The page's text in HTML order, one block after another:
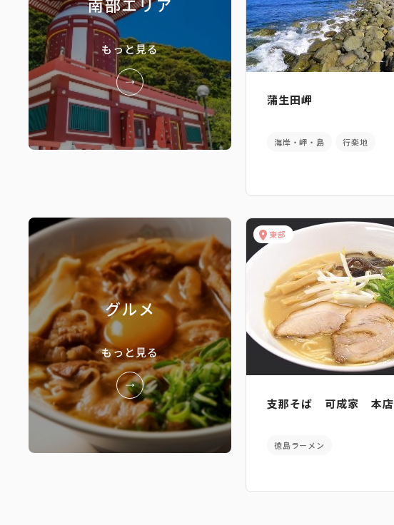
南部エリア
もっと見る
蒲生田岬
海岸・岬・島 行楽地
グルメ
もっと見る
東部
支那そば 可成家 本店
徳島ラーメン